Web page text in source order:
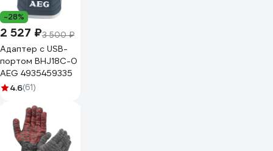
-28%
2 527 ₽3 500 ₽
Адаптер с USB-
портом BHJ18C-0
AEG 4935459335
4.6(61)